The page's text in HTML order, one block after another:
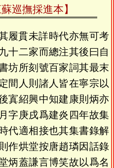
巡撫採進本】
履貫未詳時代亦無可考
十二家而總注其後曰自
坊所刻號百家詞其最末
間人則諸人皆在寧宗以
寘紹興中知建康則炳亦
字庚戌爲建炎四年故集
代適相接也其集書錄解
作烘堂按唐趙璘因話錄
炳蓋謙言博笑故以爲名